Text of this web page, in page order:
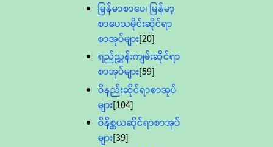
မြန်မာစာပေ၊ မြန်မာ့
စာပေသမိုင်းဆိုင်ရာ
စာအုပ်များ[20]
ရည်ညွှန်းကျမ်းဆိုင်ရာ
စာအုပ်များ[59]
ဝိနည်းဆိုင်ရာစာအုပ်
များ[104]
ဝိနိစ္ဆယဆိုင်ရာစာအုပ်
များ[39]